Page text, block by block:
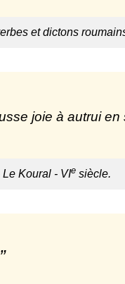
et dictons
joie à autrui en
Le Koural - VIesiècle.